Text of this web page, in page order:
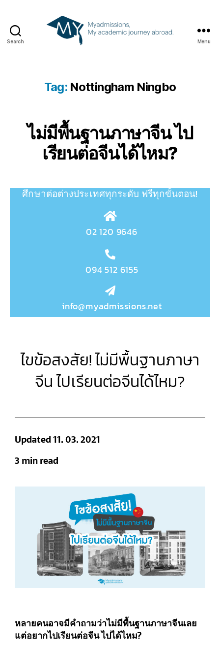
Search Menu
Tag: Nottingham Ningbo
ไม่มีพื้นฐานภาษาจีน ไป
เรียนต่อจีนได้ไหม?
ศึกษาต่อต่างประเทศทุกระดับ ฟรีทุกขั้นตอน!
02 120 9646
094 512 6155
info@myadmissions.net
ไขข้อสงสัย! ไม่มีพื้นฐานภาษา
จีน ไปเรียนต่อจีนได้ไหม?
Updated 11. 03. 2021
3 min read
หลายคนอาจมีคำถามว่าไม่มีพื้นฐานภาษาจีนเลย
แต่อยากไปเรียนต่อจีน ไปได้ไหม?